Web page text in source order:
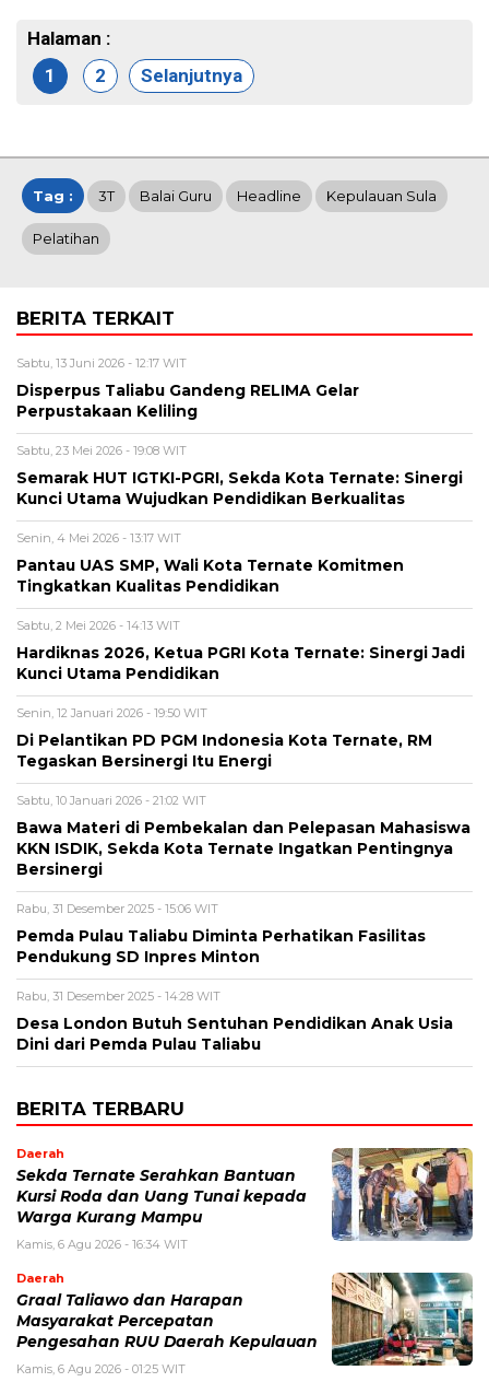
Halaman :
1
2 Selanjutnya
Tag : 3T Balai Guru Headline Kepulauan Sula
Pelatihan
BERITA TERKAIT
Sabtu, 13 Juni 2026 - 12:17 WIT
Disperpus Taliabu Gandeng RELIMA Gelar
Perpustakaan Keliling
Sabtu, 23 Mei 2026 - 19:08 WIT
Semarak HUT IGTKI-PGRI, Sekda Kota Ternate: Sinergi
Kunci Utama Wujudkan Pendidikan Berkualitas
Senin, 4 Mei 2026 - 13:17 WIT
Pantau UAS SMP, Wali Kota Ternate Komitmen
Tingkatkan Kualitas Pendidikan
Sabtu, 2 Mei 2026 - 14:13 WIT
Hardiknas 2026, Ketua PGRI Kota Ternate: Sinergi Jadi
Kunci Utama Pendidikan
Senin, 12 Januari 2026 - 19:50 WIT
Di Pelantikan PD PGM Indonesia Kota Ternate, RM
Tegaskan Bersinergi Itu Energi
Sabtu, 10 Januari 2026 - 21:02 WIT
Bawa Materi di Pembekalan dan Pelepasan Mahasiswa
KKN ISDIK, Sekda Kota Ternate Ingatkan Pentingnya
Bersinergi
Rabu, 31 Desember 2025 - 15:06 WIT
Pemda Pulau Taliabu Diminta Perhatikan Fasilitas
Pendukung SD Inpres Minton
Rabu, 31 Desember 2025 - 14:28 WIT
Desa London Butuh Sentuhan Pendidikan Anak Usia
Dini dari Pemda Pulau Taliabu
BERITA TERBARU
Daerah
Sekda Ternate Serahkan Bantuan
Kursi Roda dan Uang Tunai kepada
Warga Kurang Mampu
Kamis, 6 Agu 2026 - 16:34 WIT
Daerah
Graal Taliawo dan Harapan
Masyarakat Percepatan
Pengesahan RUU Daerah Kepulauan
Kamis, 6 Agu 2026 - 01:25 WIT